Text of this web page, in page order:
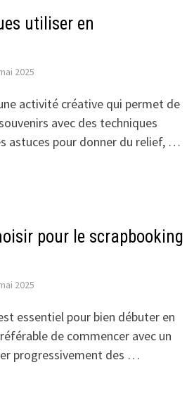
utiliser en
2025
activité créative qui permet de
avec des techniques
astuces pour donner du relief, …
pour le scrapbooking
2025
essentiel pour bien débuter en
de commencer avec un
progressivement des …